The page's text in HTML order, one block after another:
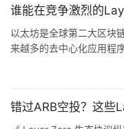
近期 ZeroSync 项目
了大家的热议，
Machine」的缩写。
谁能在竞争激烈的
以太坊是全球第二大区块
来越多的去中心化应用程
是以太坊第二层解决方案
本的基础架构。 本文将
错过ARB空投？这些